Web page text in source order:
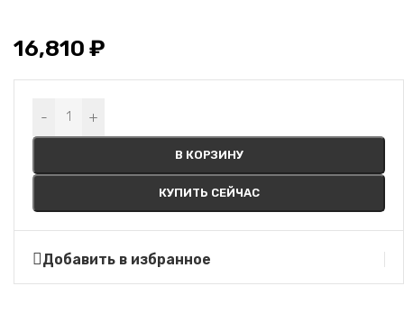
16,810 ₽
- +
В КОРЗИНУ
КУПИТЬ СЕЙЧАС
Alternative:
Добавить в избранное